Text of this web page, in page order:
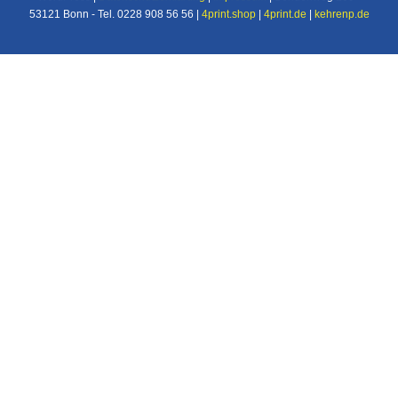
53121 Bonn - Tel. 0228 908 56 56 | 4print.shop| 4print.de kehrenp.de